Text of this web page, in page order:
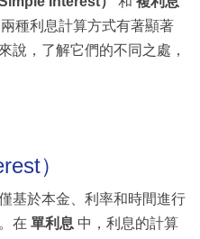
種利息計算方式有著顯著
說，了解它們的不同之處，
）
基於本金、利率和時間進行
在 單利息 中，利息的計算